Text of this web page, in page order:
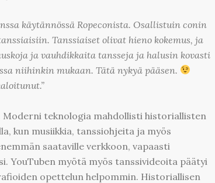
käytännössä Ropeconista. Osallistuin conin
Tanssiaiset olivat hieno kokemus, ja
ja vauhdikkaita tansseja ja halusin kovasti
niihinkin mukaan. Tätä nykyä pääsen.
teknologia mahdollisti historiallisten
kun musiikkia, tanssiohjeita ja myös
saataville verkkoon, vapaasti
YouTuben myötä myös tanssivideoita päätyi
opettelun helpommin. Historiallisen